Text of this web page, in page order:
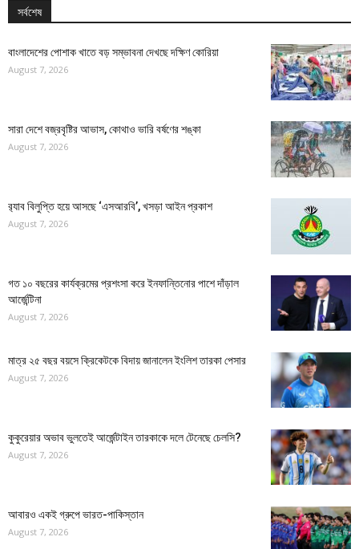
সর্বশেষ
বাংলাদেশের পোশাক খাতে বড় সম্ভাবনা দেখছে দক্ষিণ কোরিয়া
August 7, 2026
সারা দেশে বজ্রবৃষ্টির আভাস, কোথাও ভারি বর্ষণের শঙ্কা
August 7, 2026
র‍্যাব বিলুপ্তি হয়ে আসছে ‘এসআরবি’, খসড়া আইন প্রকাশ
August 7, 2026
গত ১০ বছরের কার্যক্রমের প্রশংসা করে ইনফান্তিনোর পাশে দাঁড়াল
আর্জেন্টিনা
August 7, 2026
মাত্র ২৫ বছর বয়সে ক্রিকেটকে বিদায় জানালেন ইংলিশ তারকা পেসার
August 7, 2026
কুকুরেয়ার অভাব ভুলতেই আর্জেন্টাইন তারকাকে দলে টেনেছে চেলসি?
August 7, 2026
আবারও একই গ্রুপে ভারত-পাকিস্তান
August 7, 2026